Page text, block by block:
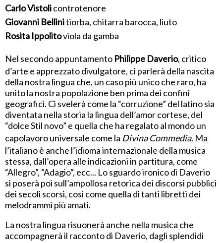
Carlo Vistolicontrotenore
Giovanni Bellinitiorba, chitarra barocca, liuto
Rosita Ippolitoviola da gamba
Nel secondo appuntamento Philippe Daverio, critico
d’arte e apprezzato divulgatore, ci parlerà della nascita
della nostra lingua che, un caso più unico che raro, ha
unito la nostra popolazione ben prima dei confini
geografici. Ci svelerà come la “corruzione” del latino sia
diventata nella storia la lingua dell’amor cortese, del
“dolce Stil novo” e quella che ha regalato al mondo un
capolavoro universale come la Divina Commedia. Ma
l’italiano è anche l’idioma internazionale della musica
stessa, dall’opera alle indicazioni in partitura, come
“Allegro”, “Adagio”, ecc... Lo sguardo ironico di Daverio
si poserà poi sull’ampollosa retorica dei discorsi pubblici
dei secoli scorsi, così come quella di tanti libretti dei
melodrammi più amati.
La nostra lingua risuonerà anche nella musica che
accompagnerà il racconto di Daverio, dagli splendidi